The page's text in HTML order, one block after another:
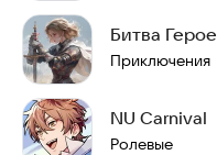
Битва
Приключения
NU Carnival
Ролевые